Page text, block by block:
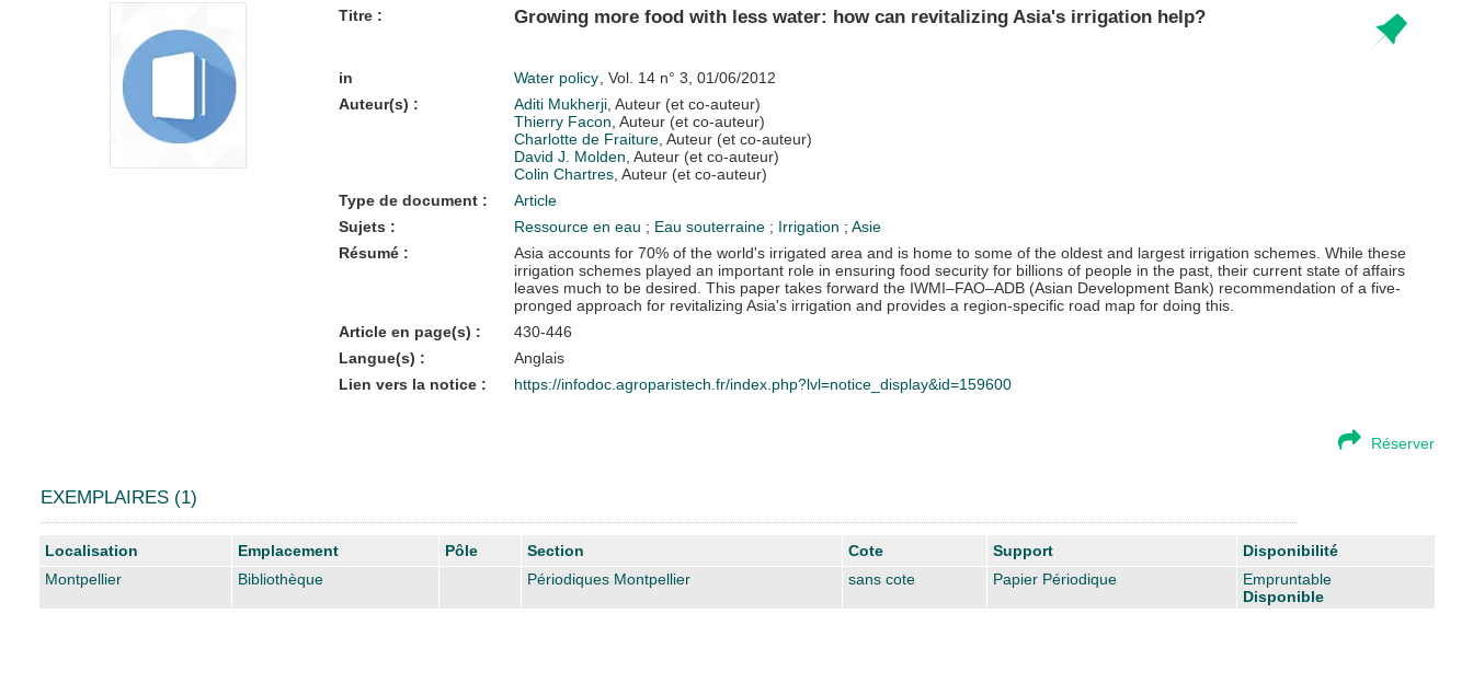
Titre : Growing more food with less water: how can revitalizing Asia's irrigation help?
in Water policy , Vol. 14 n° 3, 01/06/2012
Auteur(s) :
Aditi Mukherji, Auteur (et co-auteur)
Thierry Facon , Auteur (et co-auteur)
Charlotte de Fraiture, Auteur (et co-auteur)
David J. Molden , Auteur (et co-auteur)
Colin Chartres, Auteur (et co-auteur)
Type de document :
Article
Sujets :
Ressource en eau ; Eau souterraine ; Irrigation ; Asie
Résumé :
Asia accounts for 70% of the world's irrigated area and is home to some of the oldest and largest irrigation schemes. While these
irrigation schemes played an important role in ensuring food security for billions of people in the past, their current state of affairs
leaves much to be desired. This paper takes forward the IWMI–FAO–ADB (Asian Development Bank) recommendation of a five-
pronged approach for revitalizing Asia's irrigation and provides a region-specific road map for doing this.
Article en page(s) :
430-446
Langue(s) :
Anglais
Lien vers la notice :
https://infodoc.agroparistech.fr/index.php?lvl=notice_display&id=159600
Réserver
EXEMPLAIRES (1)
Liste des exemplaires
Localisation Emplacement Pôle Section Cote Support
Disponibilité
Montpellier
Bibliothèque Périodiques Montpellier sans cote Papier Périodique
Empruntable
Disponible